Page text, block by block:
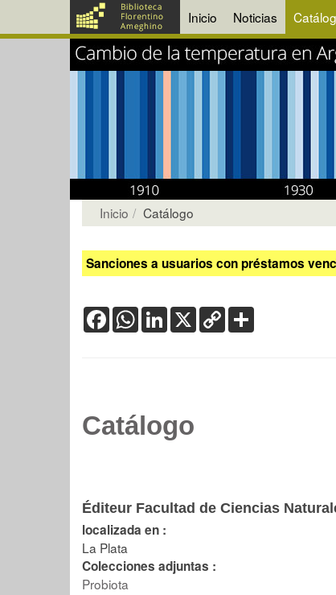
Inicio Noticias
Inicio Catálogo
Sanciones a usuarios con préstamos
FacebookWhatsApp
LinkedIn
X Copy
Link
Catálogo
Éditeur Facultad de Ciencias
localizada en :
La Plata
Colecciones adjuntas :
Probiota